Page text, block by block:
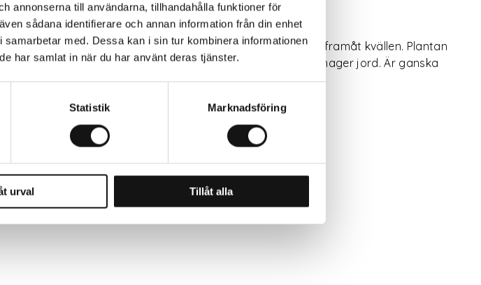
annonserna till användarna, tillhandahålla funktioner för
sådana identifierare och annan information från din enhet
med. Dessa kan i sin tur kombinera informationen
har samlat in när du har använt deras tjänster.
Statistik Marknadsföring
urval Tillåt alla
blommar rikligt hela sommaren. Blommorna sluter sig framåt kvällen. Plantan
som snittblomma om den plockas i knopp. Trivs bäst på mager jord. Är ganska
Håll sådden fuktig tills fröna grott.